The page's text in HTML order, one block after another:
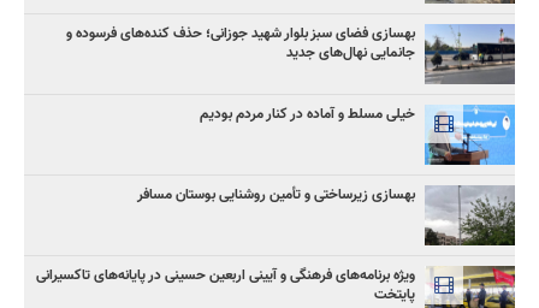
بهسازی فضای سبز بلوار شهید جوزانی؛ حذف کنده‌های فرسوده و
جانمایی نهال‌های جدید
خیلی مسلط و آماده در کنار مردم بودیم
بهسازی زیرساختی و تأمین روشنایی بوستان مسافر
ویژه برنامه‌های فرهنگی و آیینی اربعین حسینی در پایانه‌های تاکسیرانی
پایتخت